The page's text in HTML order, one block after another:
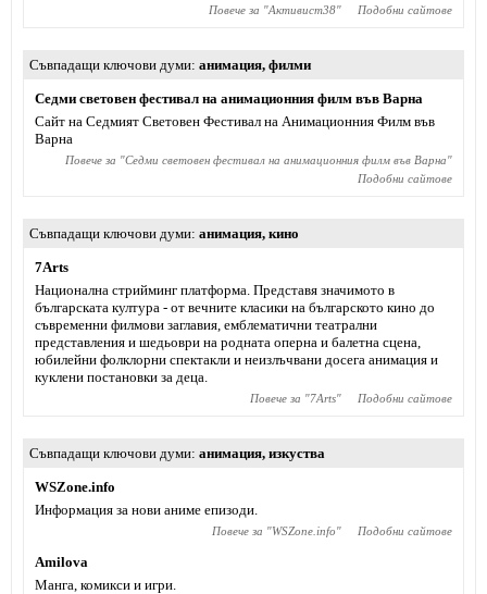
Повече за "Активист38" Подобни сайтове
Съвпадащи ключови думи анимация, филми
Седми световен фестивал на анимационния филм във Варна
Сайт на Седмият Световен Фестивал на Анимационния Филм във
Варна
Повече за "Седми световен фестивал на анимационния филм във Варна"
Подобни сайтове
Съвпадащи ключови думи анимация, кино
7Arts
Национална стрийминг платформа. Представя значимото в
българската култура - от вечните класики на българското кино до
съвременни филмови заглавия, емблематични театрални
представления и шедьоври на родната оперна и балетна сцена,
юбилейни фолклорни спектакли и неизлъчвани досега анимация и
куклени постановки за деца.
Повече за "7Arts" Подобни сайтове
Съвпадащи ключови думи анимация, изкуства
WSZone.info
Информация за нови аниме епизоди.
Повече за "WSZone.info" Подобни сайтове
Amilova
Манга, комикси и игри.